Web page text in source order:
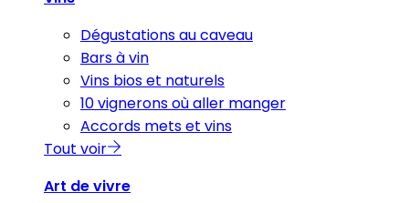
Dégustations au caveau
Bars à vin
Vins bios et naturels
10 vignerons où aller manger
Accords mets et vins
Tout voir
Art de vivre